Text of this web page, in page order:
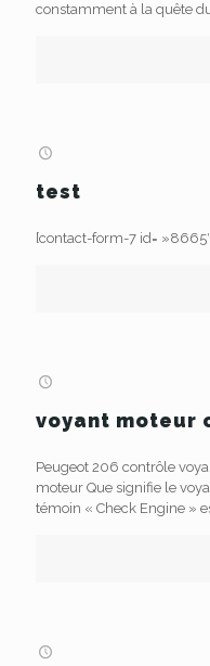
constamment à la quête
test
[contact-form-7 id=
voyant moteur
Peugeot 206 contrôle
moteur Que signifie le
témoin « Check Engine »